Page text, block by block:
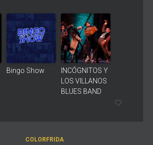
Bingo Show
INCÓGNITOS Y
LOS VILLANOS
BLUES BAND
COLORFRIDA